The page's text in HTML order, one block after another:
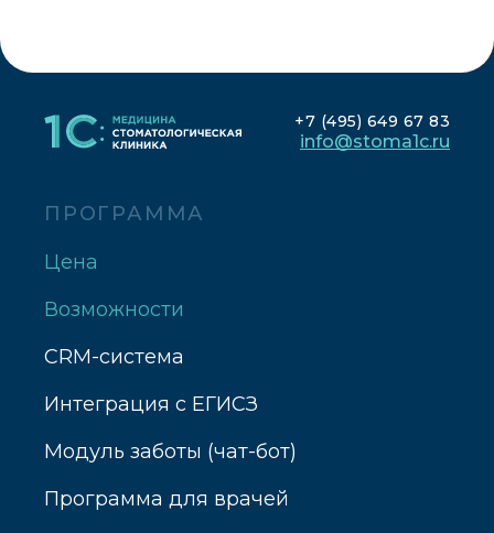
+7 (495) 649 67 83
info@stoma1c.ru
ПРОГРАММА
Цена
Возможности
CRM-система
Интеграция с ЕГИСЗ
Модуль заботы (чат-бот)
Программа для врачей